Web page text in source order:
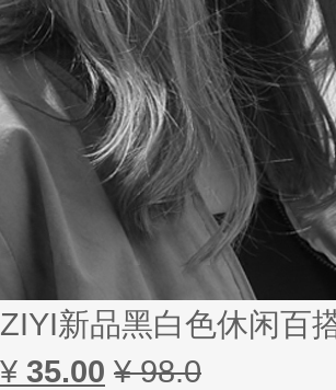
ZIYI新品黑白色休闲百
¥ 35.00 ¥ 98.0